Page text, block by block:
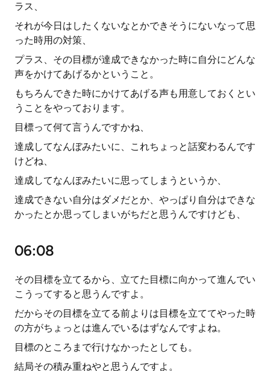
ラス、
それが今日はしたくないなとかできそうにないなって思
った時用の対策、
プラス、その目標が達成できなかった時に自分にどんな
声をかけてあげるかということ。
もちろんできた時にかけてあげる声も用意しておくとい
うことをやっております。
目標って何て言うんですかね、
達成してなんぼみたいに、これちょっと話変わるんです
けどね、
達成してなんぼみたいに思ってしまうというか、
達成できない自分はダメだとか、やっぱり自分はできな
かったとか思ってしまいがちだと思うんですけども、
06:08
その目標を立てるから、立てた目標に向かって進んでい
こうってすると思うんですよ。
だからその目標を立てる前よりは目標を立ててやった時
の方がちょっとは進んでいるはずなんですよね。
目標のところまで行けなかったとしても。
結局その積み重ねやと思うんですよ。